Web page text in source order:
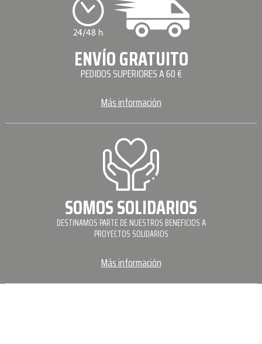
ENVÍO GRATUITO
PEDIDOS SUPERIORES A 60 €
Más información
SOMOS SOLIDARIOS
DESTINAMOS PARTE DE NUESTROS BENEFICIOS A
PROYECTOS SOLIDARIOS
Más información